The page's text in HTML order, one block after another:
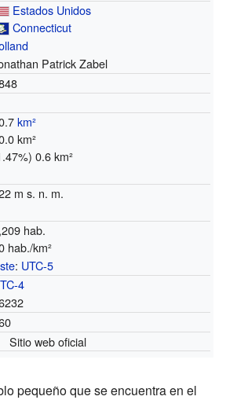
Estados Unidos
Connecticut
Patrick Zabel
km²
km²
0.6 km²
m s. n. m.
hab.
hab./km²
: UTC-5
4
Sitio web oficial
pequeño que se encuentra en el